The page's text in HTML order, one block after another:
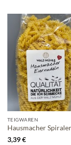
TEIGWAREN
Hausmacher
3,39€